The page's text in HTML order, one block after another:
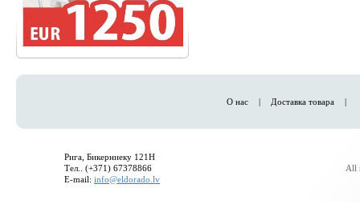
О нас | Доставка товара |
Рига, Бикерниеку 121H
Тел.. (+371) 67378866
E-mail: info@eldorado.lv
All